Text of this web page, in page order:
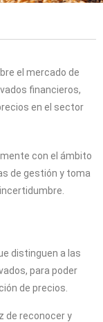
el mercado de
financieros,
en el sector
con el ámbito
de gestión y toma
distinguen a las
para poder
de precios.
de reconocer y